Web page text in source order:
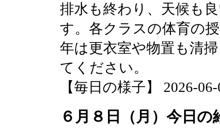
排水も終わり、天候も
す。各クラスの体育の
年は更衣室や物置も清
てください。
【毎日の様子】 2026-
６月８日（月）今日の